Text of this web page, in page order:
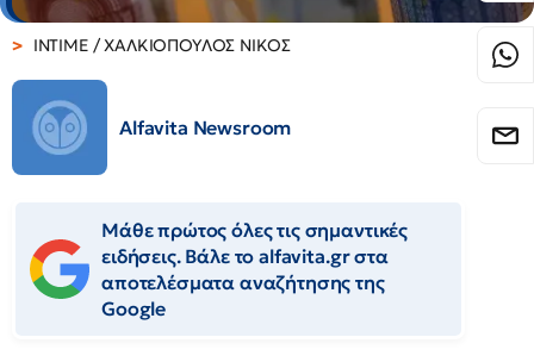
INTIME / ΧΑΛΚΙΟΠΟΥΛΟΣ ΝΙΚΟΣ
Alfavita Newsroom
Μάθε πρώτος όλες τις σημαντικές
ειδήσεις. Βάλε το alfavita.gr στα
αποτελέσματα αναζήτησης της
Google